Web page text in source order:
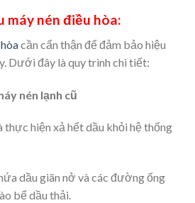
máy nén điều hòa:
cần cẩn thận để đảm bảo hiệu
Dưới đây là quy trình chi tiết:
nén lạnh cũ
thực hiện xả hết dầu khỏi hệ thống
dầu giãn nở và các đường ống
bể dầu thải.